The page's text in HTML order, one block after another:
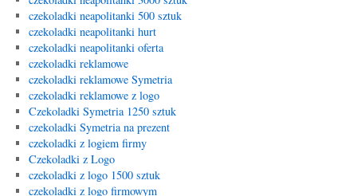
czekoladki neapolitanki 500 sztuk
czekoladki neapolitanki hurt
czekoladki neapolitanki oferta
czekoladki reklamowe
czekoladki reklamowe Symetria
czekoladki reklamowe z logo
Czekoladki Symetria 1250 sztuk
czekoladki Symetria na prezent
czekoladki z logiem firmy
Czekoladki z Logo
czekoladki z logo 1500 sztuk
czekoladki z logo firmowym